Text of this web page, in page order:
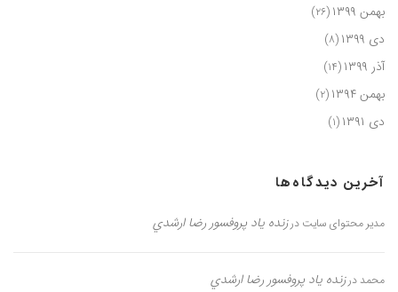
بهمن ۱۳۹۹ (۲۶)
دی ۱۳۹۹ (۸)
آذر ۱۳۹۹ (۱۴)
بهمن ۱۳۹۴ (۲)
دی ۱۳۹۱ (۱)
آخرین دیدگاه‌ها
مدیر محتوای سایت درزنده یاد پروفسور رضا ارشدي
محمد درزنده یاد پروفسور رضا ارشدي